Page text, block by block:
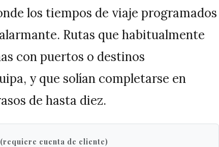
los tiempos de viaje programados
Rutas que habitualmente
con puertos o destinos
y que solían completarse en
de hasta diez.
(requiere cuenta de cliente)